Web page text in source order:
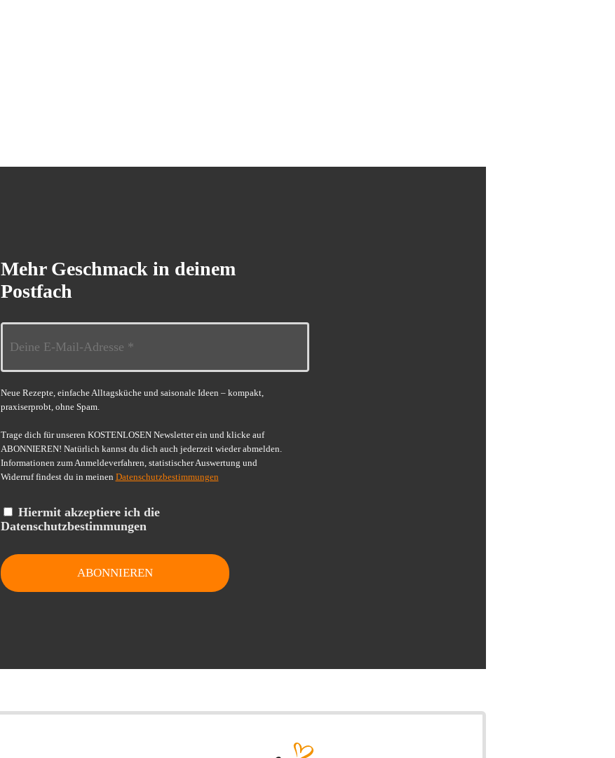
Mehr Geschmack in deinem
Postfach
Neue Rezepte, einfache Alltagsküche und saisonale Ideen – kompakt,
praxiserprobt, ohne Spam.
Trage dich für unseren KOSTENLOSEN Newsletter ein und klicke auf
ABONNIEREN! Natürlich kannst du dich auch jederzeit wieder abmelden.
Informationen zum Anmeldeverfahren, statistischer Auswertung und
Widerruf findest du in meinen Datenschutzbestimmungen
Hiermit akzeptiere ich die
Datenschutzbestimmungen